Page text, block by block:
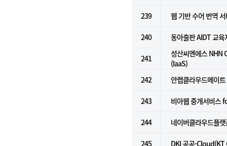
239 웹 기반 수어 번역
240 동아출판 AIDT 교육
241
성산씨엔에스 NHN
(IaaS)
242
안랩클라우드메이
243 비아웹 중개서비스
244 네이버클라우드플
245 DKI 공공-